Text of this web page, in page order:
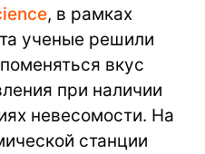
, в рамках
ученые решили
вкус
при наличии
невесомости. На
станции